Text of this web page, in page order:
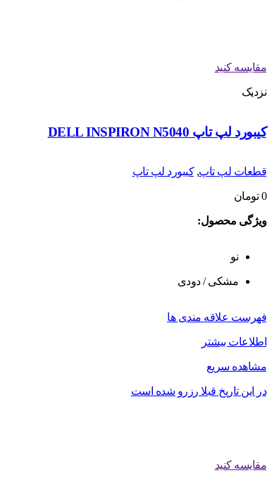
مقایسه کنید
نزدیک
کیبورد لپ تاپ DELL INSPIRON N5040
قطعات لپ تاپ,کیبورد لپ تاپ
0 تومان
ویژگی محصول:
نو
مشکی / دودی
فهرست علاقه مندی ها
اطلاعات بیشتر
مشاهده سریع
در این تاریخ قبلا رزرو شده است
مقایسه کنید